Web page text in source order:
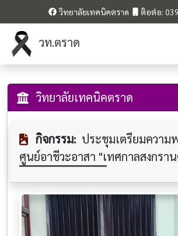
วิทยาลัยเทคนิคตราด ติอต่อ:
วท.ตราด
วิทยาลัยเทคนิคตราด
กิจกรรม: ประชุมเตรียมความ
ศูนย์อาชีวะอาสา "เทศกาลสงกรา